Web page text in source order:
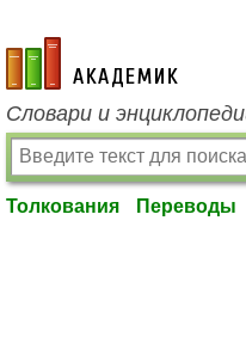
academic.ru
Словари и
Толкования Переводы